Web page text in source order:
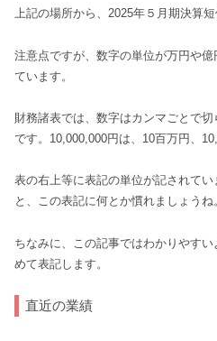
上記の場所から、2025年５月期決算短
注意点ですが、数字の単位が万円や
ています。
財務諸表では、数字はカンマごとで
です。10,000,000円は、10百万円、
表の右上等に表記の単位が記されて
と、この表記に何とか慣れましょうね
ちなみに、この記事ではわかりやす
めて表記します。
直近の業績